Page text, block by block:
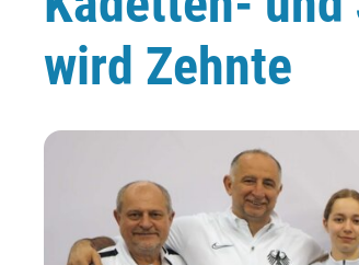
wird Zehnte